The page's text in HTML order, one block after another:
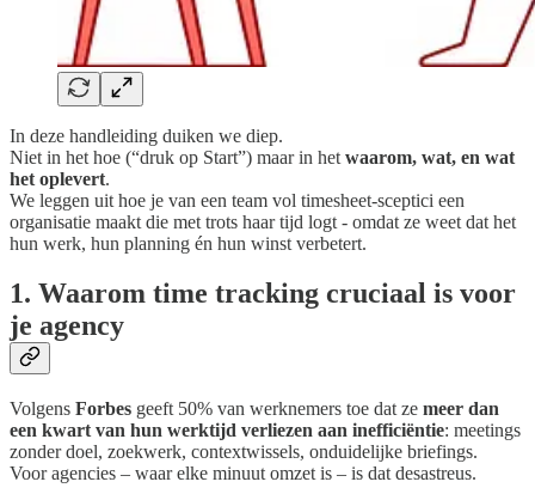
In deze handleiding duiken we diep.
Niet in het hoe (“druk op Start”) maar in het waarom, wat, en wat
het oplevert.
We leggen uit hoe je van een team vol timesheet-sceptici een
organisatie maakt die met trots haar tijd logt - omdat ze weet dat het
hun werk, hun planning én hun winst verbetert.
1. Waarom time tracking cruciaal is voor
je agency
Volgens Forbes geeft 50% van werknemers toe dat ze meer dan
een kwart van hun werktijd verliezen aan inefficiëntie: meetings
zonder doel, zoekwerk, contextwissels, onduidelijke briefings.
Voor agencies – waar elke minuut omzet is – is dat desastreus.